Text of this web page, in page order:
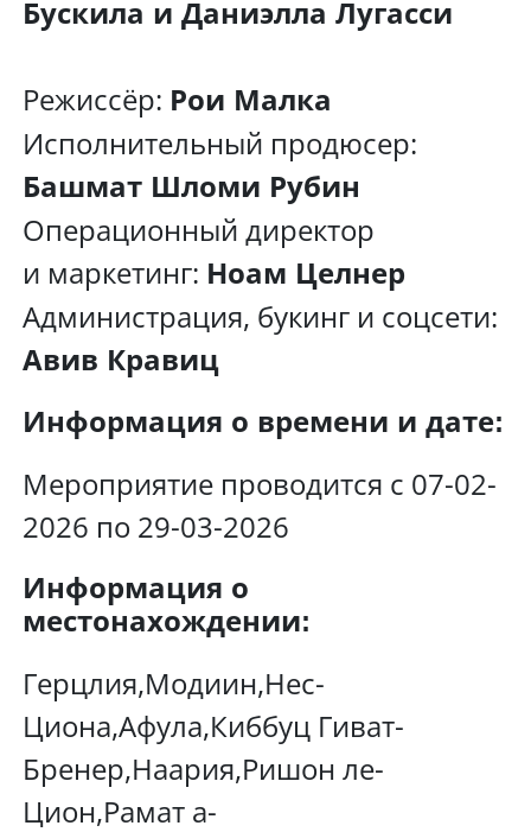
Бускила и Даниэлла Лугасси
Режиссёр: Рои Малка
Исполнительный продюсер:
Башмат Шломи Рубин
Операционный директор
и маркетинг: Ноам Целнер
Администрация, букинг и соцсети:
Авив Кравиц
Информация о времени и дате:
Мероприятие проводится с 07-02-
2026 по 29-03-2026
Информация о
местонахождении:
Герцлия,Модиин,Нес-
Циона,Афула,Киббуц Гиват-
Бренер,Наария,Ришон ле-
Цион,Рамат а-